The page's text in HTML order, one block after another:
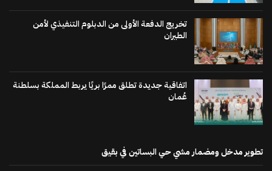
تخريج الدفعة الأولى من الدبلوم التنفيذي لأمن
الطيران
اتفاقية جديدة تطلق ممرًا بريًا يربط المملكة بسلطنة
عُمان
تطوير مدخل ومضمار مشي حي البساتين في بقيق